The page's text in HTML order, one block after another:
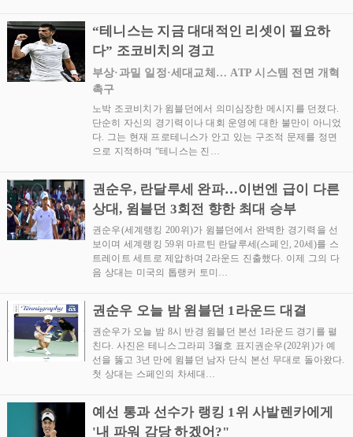
“테니스는 지금 대대적인 리셋이 필요하
다” 조코비치의 경고
부상·과밀 일정·세대교체… ATP 시스템 전면 개혁
촉구
노박 조코비치가 윔블던에서 의미심장한 메시지를 던졌다.
단순히 자신의 경기력이나 대회 운영에 대한 불만이 아니었
다. 그는 현재 프로테니스가 안고 있는 구조적 문제를 정면
으로 지적하며 “테니스는 진…
권순우, 란달루세 완파…이번엔 급이 다른
상대, 윔블던 3회전 향한 최대 승부
권순우(세계랭킹 200위)가 윔블던에서 완벽한 경기력을 선
보이며 세계랭킹 59위 마르틴 란달루세(스페인, 20세)를 스
트레이트 세트로 제압하며 2라운드 진출했다. 이제 그의 다
음 상대는 미국의 톱랭커 토미…
권순우 오늘 밤 윔블던 1라운드 대결
권순우가 오늘 밤 8시 반경 윔블던 본선 1라운드 경기를 펼
친다. 사진은 테니스그라피 3월호 표지권순우(202위)가 예
선을 뚫고 3년 만에 윔블던 남자 단식 본선 무대로 돌아왔다.
첫 상대는 스페인의 차세대…
예선 통과 선수가 랭킹 1위 사발렌카에게
'내 파워 감당 하겠어?"